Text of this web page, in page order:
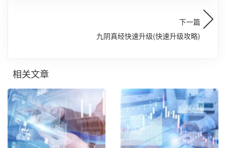
下一篇
九阴真经快速升级(快速升级攻略)
相关文章